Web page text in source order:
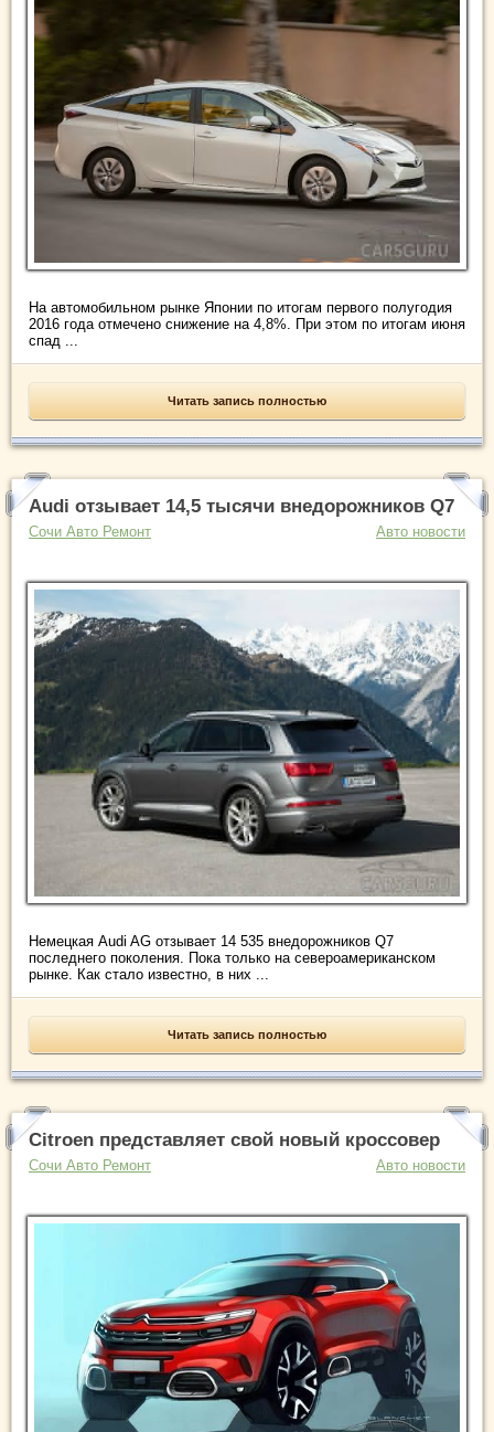
На автомобильном рынке Японии по итогам первого полугодия
2016 года отмечено снижение на 4,8%. При этом по итогам июня
спад ...
Читать запись полностью
Audi отзывает 14,5 тысячи внедорожников Q7
Сочи Авто Ремонт Авто новости
Немецкая Audi AG отзывает 14 535 внедорожников Q7
последнего поколения. Пока только на североамериканском
рынке. Как стало известно, в них ...
Читать запись полностью
Citroen представляет свой новый кроссовер
Сочи Авто Ремонт Авто новости